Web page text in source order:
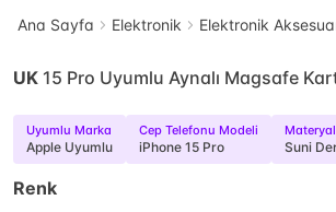
Ana Sayfa Elektronik Elektronik
UK 15 Pro Uyumlu Aynalı Magsafe
Uyumlu Marka
Apple Uyumlu
Cep Telefonu Modeli
iPhone 15 Pro
Materyal
Suni
Renk